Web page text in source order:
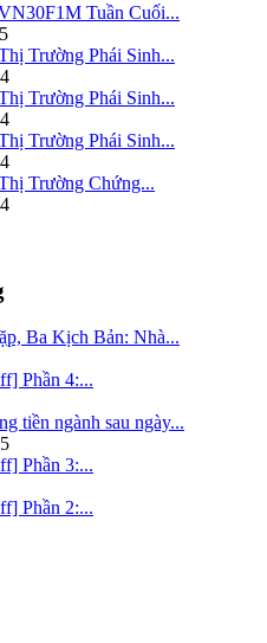
Tuần Cuối...
Trường Phái Sinh...
Trường Phái Sinh...
Trường Phái Sinh...
Trường Chứng...
Ba Kịch Bản: Nhà...
Phần 4:...
tiền ngành sau ngày...
Phần 3:...
Phần 2:...